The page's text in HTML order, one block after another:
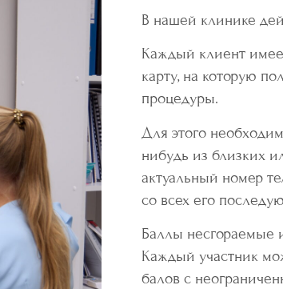
В нашей клинике
Каждый клиент
карту, на которую
процедуры.
Для этого
нибудь из близких
актуальный номер
со всех его
Баллы несгораемые
Каждый участник
балов с